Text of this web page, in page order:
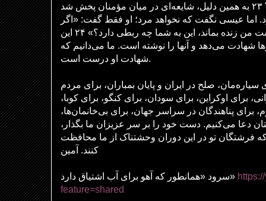
دارد؟ باید از من پیروی کنی." ۲۳ به همین دلیل، شایعه‌ای در میان مؤمنان پخش شد
اما عیسی نگفت که نخواهد مرد؛ او فقط گفت: «اگر
بخواهم او تا زمان بازگشت من زنده بماند، این به شما چه ربطی دارد؟» ۲۴ این
شهادت می‌دهد و آنها را نوشته است. ما می‌دانیم که
شهادت او درست است.
سیاره‌مان، صلح در ایران و پایان بمباران، برای مردم
برای اوکراین، برای سودان، برای کنگو، برای کوبا،
برای پناهندگان در سراسر جهان، برای بی‌خانمان‌ها،
دعا می‌کنیم. دست خود را بر سر عزیزان ما بگذار،
فرشتگان تو در این دوران وحشتناک از ما محافظت
کنند. آمین
سرود «همانطور که آهو برای آب اشتیاق دارد»
feature=shared